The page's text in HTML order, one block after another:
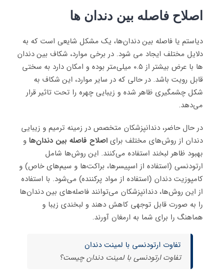
اصلاح فاصله بین دندان ها
دیاستم یا فاصله بین دندان‌ها، یک مشکل شایعی است که به
دلایل مختلف ایجاد می شود. در برخی موارد، شکاف بین دندان
ها با عرض بیشتر از ۰.۵ میلی‌متر بوده و امکان دارد به سختی
قابل رویت باشد. در حالی که در سایر موارد، این شکاف به
شکل چشمگیری ظاهر شده و زیبایی چهره را تحت تاثیر قرار
می‌دهد.
در حال حاضر، دندانپزشکان متخصص در زمینه ترمیم و زیبایی
دندان از روش‌های مختلف برای اصلاح فاصله بین دندانها و
بهبود ظاهر لبخند استفاده می‌کنند. این روش‌ها شامل
ارتودنسی (استفاده از اسپیسرها، براکت‌ها و سیم‌های خاص) و
کامپوزیت دندان (استفاده از مواد پرکننده) می‌شود. با استفاده
از این روش‌ها، دندانپزشکان می‌توانند فاصله‌های بین دندان‌ها
را به صورت قابل توجهی کاهش دهند و لبخندی زیبا و
هماهنگ را برای شما به ارمغان آورند.
تفاوت ارتودنسی با لمینت دندان
تفاوت ارتودنسی با لمینت دندان چیست؟